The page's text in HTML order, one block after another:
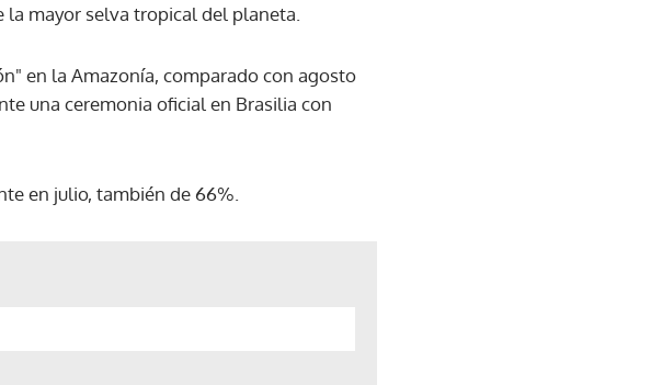
mayor selva tropical del planeta.
en la Amazonía, comparado con agosto
una ceremonia oficial en Brasilia con
en julio, también de 66%.